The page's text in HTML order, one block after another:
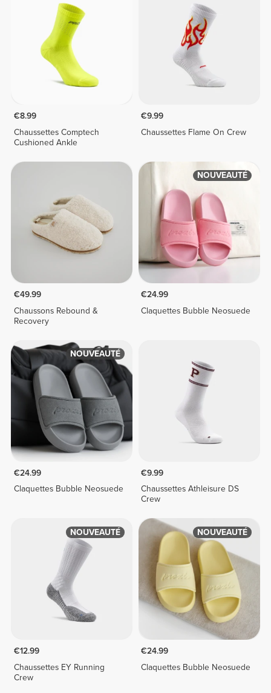
€8.99
Chaussettes Comptech
Cushioned Ankle
€9.99
Chaussettes Flame On Crew
€49.99
Chaussons Rebound &
Recovery
NOUVEAUTÉ
€24.99
Claquettes Bubble Neosuede
NOUVEAUTÉ
€24.99
Claquettes Bubble Neosuede
€9.99
Chaussettes Athleisure DS
Crew
NOUVEAUTÉ
€12.99
Chaussettes EY Running
Crew
NOUVEAUTÉ
€24.99
Claquettes Bubble Neosuede